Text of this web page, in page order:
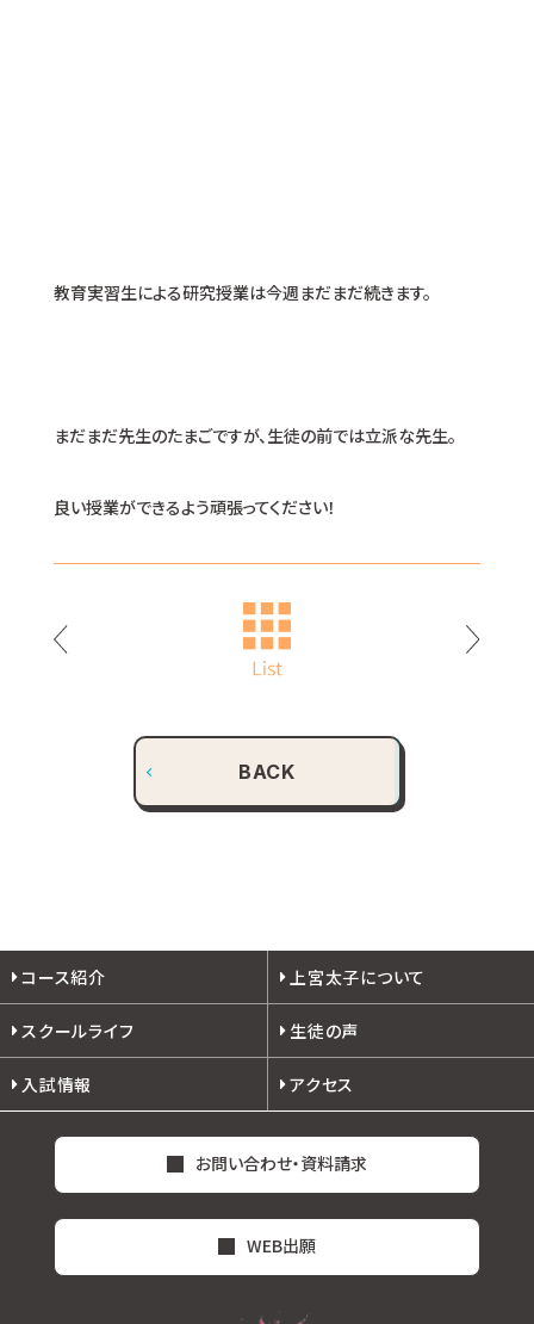
教育実習生による研究授業は今週まだまだ続きます。
まだまだ先生のたまごですが、生徒の前では立派な先生。
良い授業ができるよう頑張ってください！
BACK
コース紹介 上宮太子について
スクールライフ 生徒の声
入試情報 アクセス
お問い合わせ・資料請求
WEB出願